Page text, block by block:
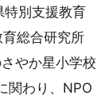
別支援教育
総合研究所
やか星小学校
関わり、NPO